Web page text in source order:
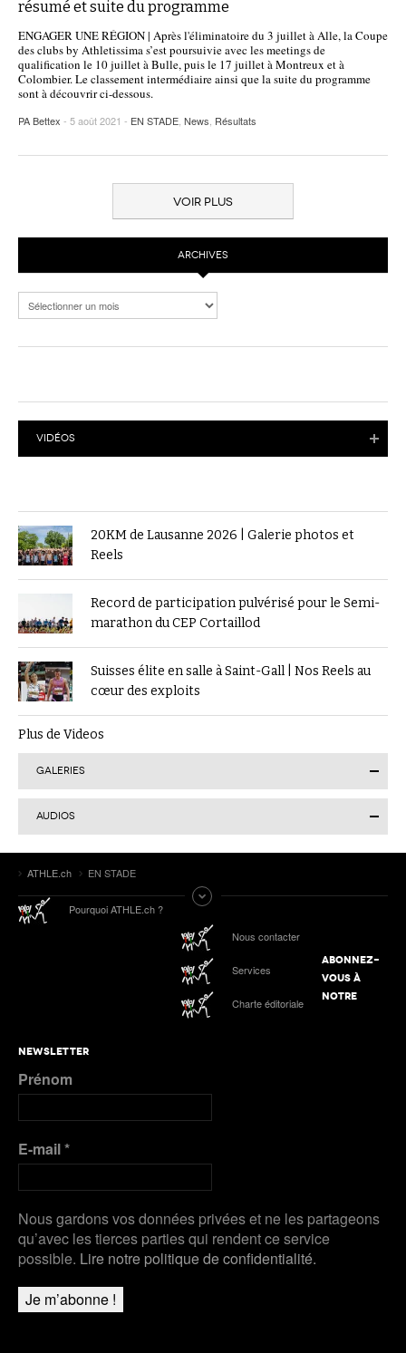
résumé et suite du programme
ENGAGER UNE RÉGION | Après l'éliminatoire du 3 juillet à Alle, la Coupe
des clubs by Athletissima s’est poursuivie avec les meetings de
qualification le 10 juillet à Bulle, puis le 17 juillet à Montreux et à
Colombier. Le classement intermédiaire ainsi que la suite du programme
sont à découvrir ci-dessous.
PA Bettex - 5 août 2021 - EN STADE News Résultats
VOIR PLUS
ARCHIVES
Archives
VIDÉOS
20KM de Lausanne 2026 | Galerie photos et
Reels
Record de participation pulvérisé pour le Semi-
marathon du CEP Cortaillod
Suisses élite en salle à Saint-Gall | Nos Reels au
cœur des exploits
Plus de Videos
GALERIES
Salvatore en or, 7 autres Romands sur le podium
ATHLE.ch aux Mondiaux indoor 2025 à Nanjing :
tous les liens de notre suivi spécial
ATHLE.ch à l’Euro indoor 2025 à Apeldoorn
AUDIOS
Tokyo 2025 | Le Podcast d’ATHLE.ch | Jour 9 :
Werro 6e de sa 1ère finale mondiale en plein air
Podcast n°4 : Grand Slam Track, grande
première à Kingston
Plus de Audios
ATHLE.ch EN STADE
Pourquoi ATHLE.ch ?
Nous contacter
Services
Charte éditoriale
ABONNEZ-
VOUS À
NOTRE
NEWSLETTER
Prénom
E-mail*
Nous gardons vos données privées et ne les partageons
qu’avec les tierces parties qui rendent ce service
possible. Lire notre politique de confidentialité.